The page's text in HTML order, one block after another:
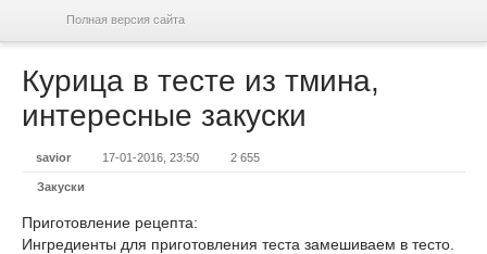
Полная версия сайта
Курица в тесте из тмина,
интересные закуски
savior 17-01-2016, 23:50 2 655
Закуски
Приготовление рецепта:
Ингредиенты для приготовления теста замешиваем в тесто.